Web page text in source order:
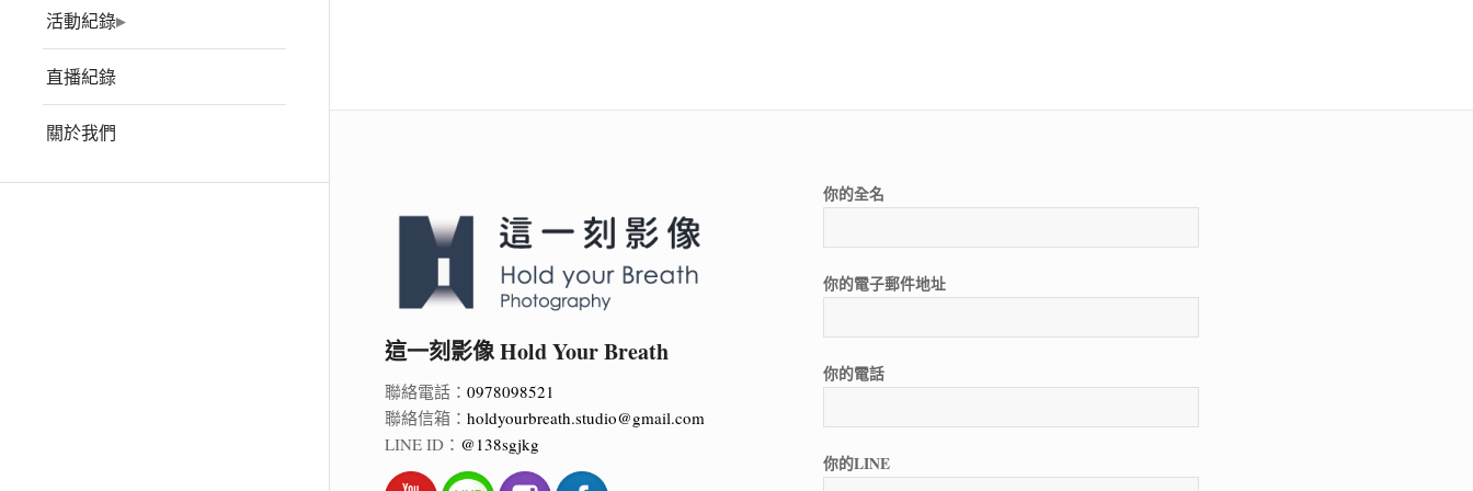
活動紀錄
直播紀錄
關於我們
這一刻影像 Hold Your Breath
聯絡電話： 0978098521
聯絡信箱： holdyourbreath.studio@gmail.com
LINE ID： @138sgjkg
你的全名
你的電子郵件地址
你的電話
你的LINE